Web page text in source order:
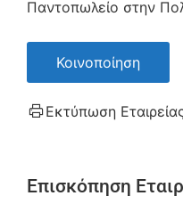
Παντοπωλείο στην
Κοινοποίηση
Εκτύπωση
Επισκόπηση